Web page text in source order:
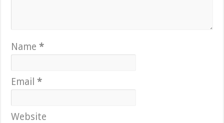
Name*
Email*
Website